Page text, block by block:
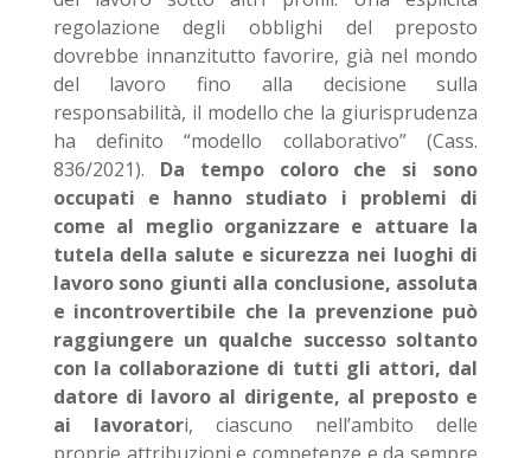
regolazione degli obblighi del preposto
dovrebbe innanzitutto favorire, già nel mondo
del lavoro fino alla decisione sulla
responsabilità, il modello che la giurisprudenza
ha definito “modello collaborativo” (Cass.
836/2021). Da tempo coloro che si sono
occupati e hanno studiato i problemi di
come al meglio organizzare e attuare la
tutela della salute e sicurezza nei luoghi di
lavoro sono giunti alla conclusione, assoluta
e incontrovertibile che la prevenzione può
raggiungere un qualche successo soltanto
con la collaborazione di tutti gli attori, dal
datore di lavoro al dirigente, al preposto e
ai lavoratori, ciascuno nell’ambito delle